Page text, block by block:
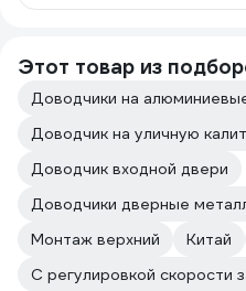
Этот товар из
Доводчики на
Доводчик на уличную
Доводчик входной двери
Доводчики дверные
Монтаж верхний
Китай
С регулировкой скорости